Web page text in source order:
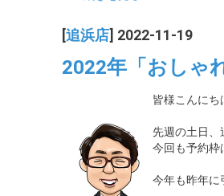
追浜店 ] 2022-11-19
2022年「おしゃ
皆様こんにち
先週の土日、
今回も予約枠
今年も昨年に